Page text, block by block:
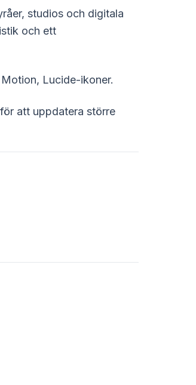
studios och digitala
och ett
Lucide-ikoner.
att uppdatera större